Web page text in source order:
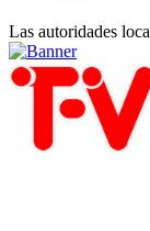
Las autoridades